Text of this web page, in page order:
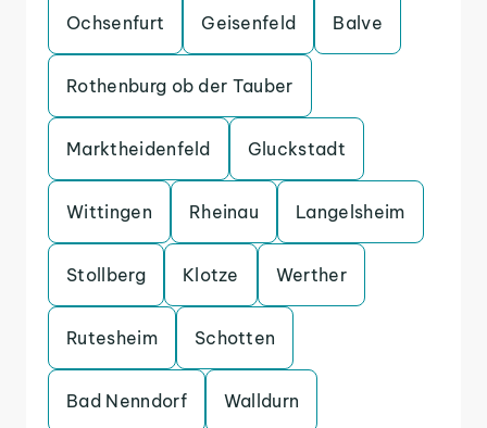
Ochsenfurt Geisenfeld Balve
Rothenburg ob der Tauber
Marktheidenfeld Gluckstadt
Wittingen Rheinau Langelsheim
Stollberg Klotze Werther
Rutesheim Schotten
Bad Nenndorf Walldurn